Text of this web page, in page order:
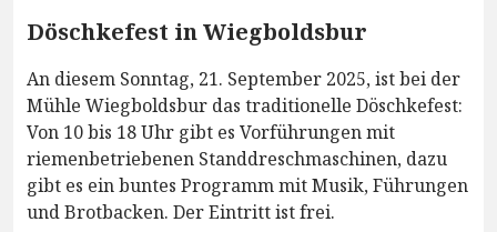
Döschkefest in Wiegboldsbur
An diesem Sonntag, 21. September 2025, ist bei der
Mühle Wiegboldsbur das traditionelle Döschkefest:
Von 10 bis 18 Uhr gibt es Vorführungen mit
riemenbetriebenen Standdreschmaschinen, dazu
gibt es ein buntes Programm mit Musik, Führungen
und Brotbacken. Der Eintritt ist frei.